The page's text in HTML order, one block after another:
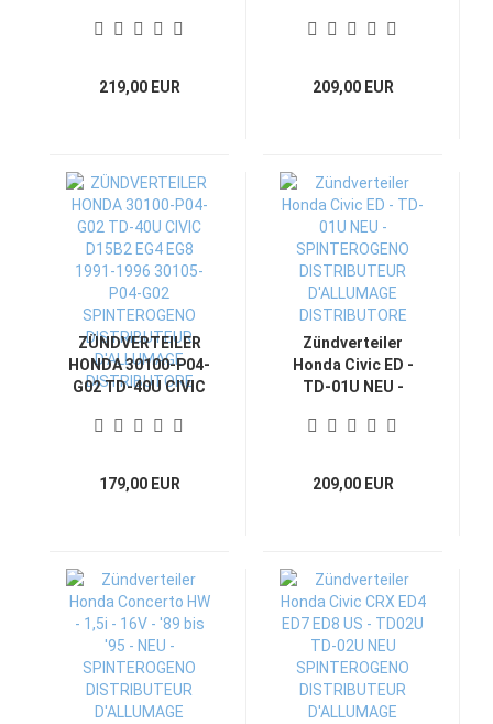
MB8 MC1 MB2 1.4
DISTRIBUTEUR
D'ALLUMAGE
219,00 EUR
SPINTEROGENO
D'ALLUMAGE
DISTRIBUTORE
209,00 EUR
ZÜNDVERTEILER
HONDA 30100-P04-
G02 TD-40U CIVIC
1991-1996 30105-
SPINTEROGENO
DISTRIBUTEUR
179,00 EUR
Zündverteiler
Honda Civic ED -
TD-01U NEU -
DISTRIBUTEUR
DISTRIBUTORE
209,00 EUR